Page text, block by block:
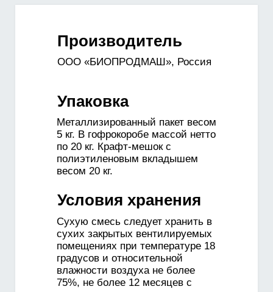
Упаковка
Металлизированный пакет весом
5 кг. В гофрокоробе массой нетто
по 20 кг. Крафт-мешок с
полиэтиленовым вкладышем
весом 20 кг.
Условия хранения
Сухую смесь следует хранить в
сухих закрытых вентилируемых
помещениях при температуре 18
градусов и относительной
влажности воздуха не более
75%, не более 12 месяцев с
Производитель
ООО «БИОПРОДМАШ», Россия